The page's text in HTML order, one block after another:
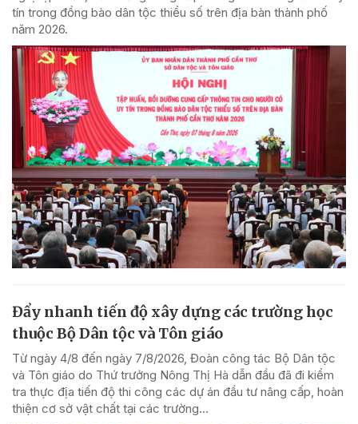
tín trong đồng bào dân tộc thiểu số trên địa bàn thành phố
năm 2026.
Đẩy nhanh tiến độ xây dựng các trường học
thuộc Bộ Dân tộc và Tôn giáo
Từ ngày 4/8 đến ngày 7/8/2026, Đoàn công tác Bộ Dân tộc
và Tôn giáo do Thứ trưởng Nông Thị Hà dẫn đầu đã đi kiểm
tra thực địa tiến độ thi công các dự án đầu tư nâng cấp, hoàn
thiện cơ sở vật chất tại các trường...